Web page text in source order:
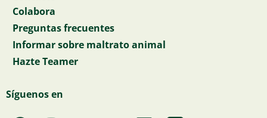
Colabora
Preguntas frecuentes
Informar sobre maltrato animal
Hazte Teamer
Síguenos en